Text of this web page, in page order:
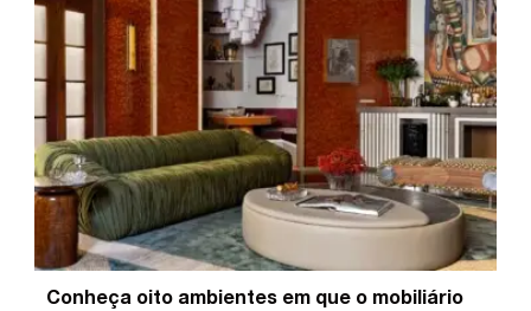
Conheça oito ambientes em que o mobiliário